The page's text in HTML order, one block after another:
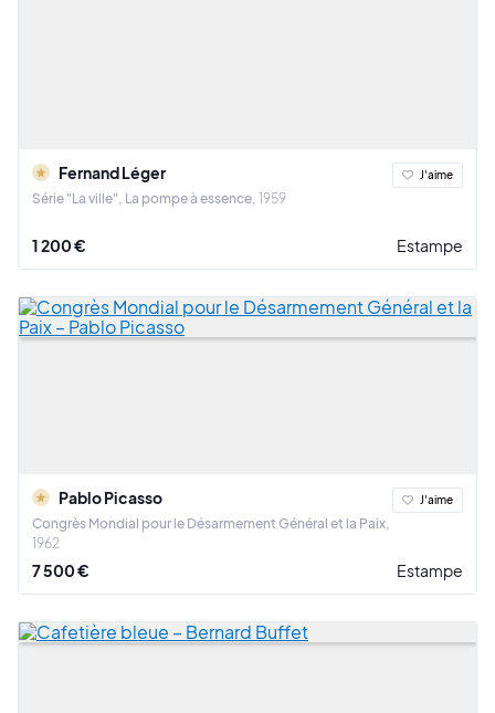
Fernand Léger
Série "La ville", La pompe à essence 1959
J'aime
1 200 € Estampe
Pablo Picasso
Congrès Mondial pour le Désarmement Général et la Paix
1962
J'aime
7 500 € Estampe